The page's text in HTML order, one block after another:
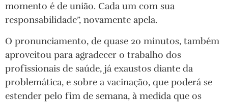
momento é de união. Cada um com sua
responsabilidade”, novamente apela.
O pronunciamento, de quase 20 minutos, também
aproveitou para agradecer o trabalho dos
profissionais de saúde, já exaustos diante da
problemática, e sobre a vacinação, que poderá se
estender pelo fim de semana, à medida que os